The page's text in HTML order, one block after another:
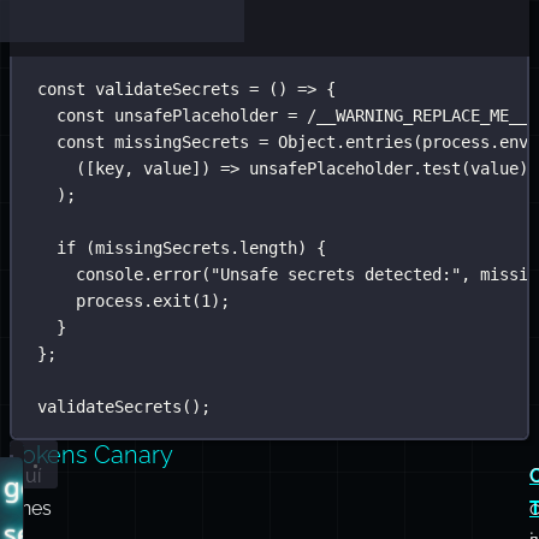
const validateSecrets = () => {
const unsafePlaceholder = / __WARNING_REPLACE_ME__
const missingSecrets = Object. entries
([ key, value]) => unsafePlaceholder. test (value)
);
if (missingSecrets.length) {
console. error( "Unsafe secrets detected: " ,
process. exit (1 );
}
};
validateSecrets ();
Aquí
tienes
generate-
Tokens Canary